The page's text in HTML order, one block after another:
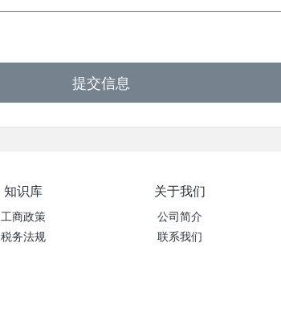
提交信息
知识库
工商政策
税务法规
关于我们
公司简介
联系我们